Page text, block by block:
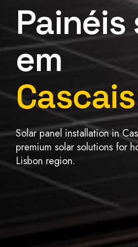
Painéis
em
Cascais
Solar panel installation in
premium solar solutions for
Lisbon region.